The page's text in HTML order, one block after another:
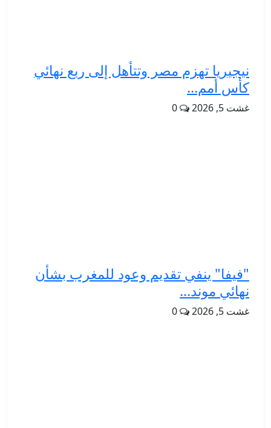
نيجيريا تهزم مصر وتتأهل إلى ربع نهائي
كأس أمم...
غشت 5, 2026 0
"فيفا" ينفي تقديم وعود للمغرب بشأن
نهائي موند...
غشت 5, 2026 0